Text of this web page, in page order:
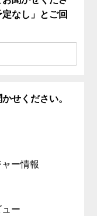
なし」とご回
せください。
ー情報
ー